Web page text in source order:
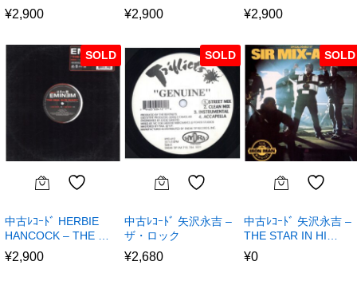
¥2,900 ¥2,900 ¥2,900
SOLD
中古ﾚｺｰﾄﾞ HERBIE
HANCOCK – THE …
¥2,900
SOLD
中古ﾚｺｰﾄﾞ 矢沢永吉 –
ザ・ロック
¥2,680
SOLD
中古ﾚｺｰﾄﾞ 矢沢永吉 –
THE STAR IN HI…
¥0